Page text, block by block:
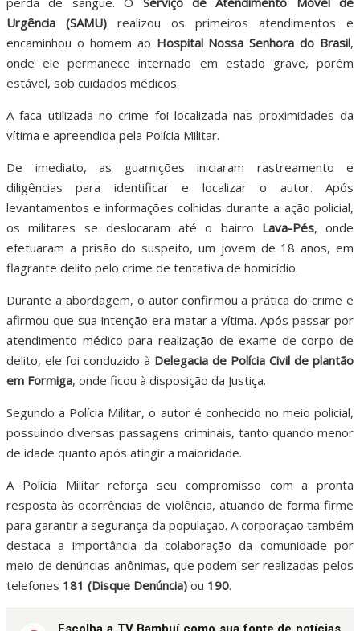
Urgência (SAMU)realizou os primeiros atendimentos e
encaminhou o homem aoHospital Nossa Senhora do Brasil,
onde ele permanece internado em estado grave, porém
estável, sob cuidados médicos.
vítima e apreendida pela Polícia Militar.
diligências para identificar e localizar o autor. Após
levantamentos e informações colhidas durante a ação policial,
os militares se deslocaram até o bairroLava-Pés , onde
efetuaram a prisão do suspeito, um jovem de 18 anos, em
flagrante delito pelo crime de tentativa de homicídio.
afirmou que sua intenção era matar a vítima. Após passar por
atendimento médico para realização de exame de corpo de
delito, ele foi conduzido à Delegacia de Polícia Civil de plantão
em Formiga, onde ficou à disposição da Justiça.
possuindo diversas passagens criminais, tanto quando menor
de idade quanto após atingir a maioridade.
resposta às ocorrências de violência, atuando de forma firme
para garantir a segurança da população. A corporação também
destaca a importância da colaboração da comunidade por
meio de denúncias anônimas, que podem ser realizadas pelos
telefones181 (Disque Denúncia)ou190.